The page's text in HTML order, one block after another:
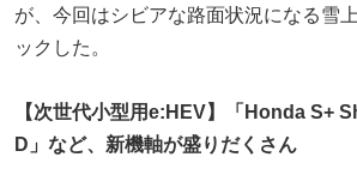
が、今回はシビアな路面状況になる雪
ックした。
【次世代小型用e:HEV】「Honda S+
D」など、新機軸が盛りだくさん